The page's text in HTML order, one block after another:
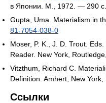
в Японии. М., 1972. — 290 с.
Gupta, Uma. Materialism in
81-7054-038-0
Moser, P. K., J. D. Trout.
Reader. New York,
Vitzthum, Richard C.
Definition. Amhert, New
Ссылки